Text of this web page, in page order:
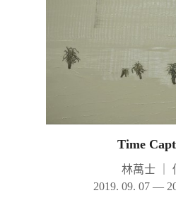
Time
林萬士
2019. 09. 07 —